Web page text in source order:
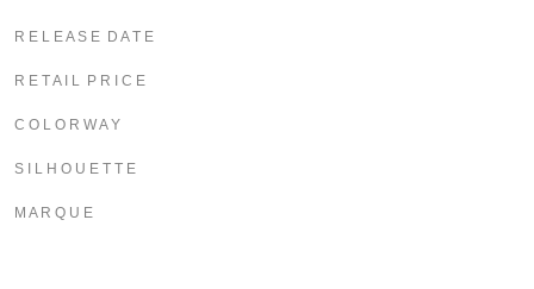
R E L E A S E D A T E
R E T A I L P R I C E
C O L O R W A Y
S I L H O U E T T E
M A R Q U E